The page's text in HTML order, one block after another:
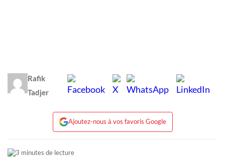
Rafik
Tadjer
Ajoutez-nous à vos favoris Google
3 minutes de lecture